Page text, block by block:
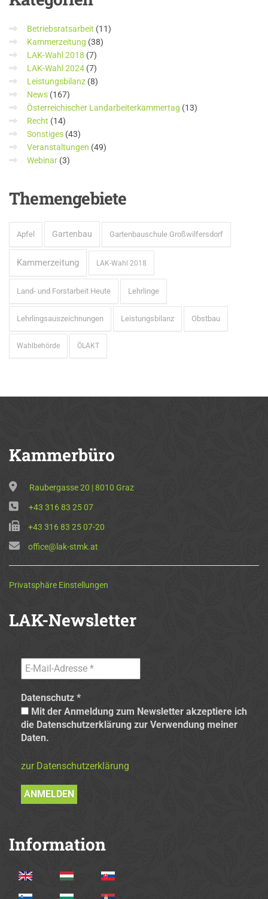
Betriebsratsarbeit (11)
Kammerzeitung (38)
LAK-Wahl 2018 (7)
LAK-Wahl 2024 (7)
Leistungsbilanz (8)
News (167)
Österreichischer Landarbeiterkammertag (13)
Recht (14)
Sonstiges (43)
Veranstaltungen (49)
Webinar (3)
Themengebiete
Apfel Gartenbau Gartenbauschule Großwilfersdorf
Kammerzeitung LAK-Wahl 2018
Land- und Forstarbeit Heute Lehrlinge
Lehrlingsauszeichnungen Leistungsbilanz Obstbau
Wahlbehörde ÖLAKT
Kammerbüro
Raubergasse 20 | 8010 Graz
+43 316 83 25 07
+43 316 83 25 07-20
office@lak-stmk.at
Privatsphäre Einstellungen
LAK-Newsletter
Datenschutz *
Mit der Anmeldung zum Newsletter akzeptiere ich
die Datenschutzerklärung zur Verwendung meiner
Daten.
zur Datenschutzerklärung
Information